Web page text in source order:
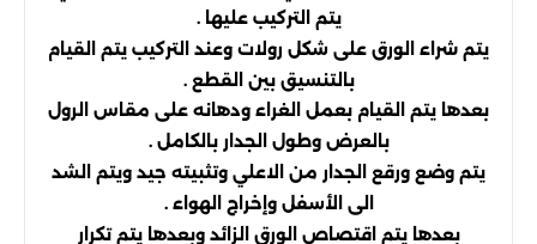
يتم التركيب عليها .
يتم شراء الورق على شكل رولات وعند التركيب يتم القيام
بالتنسيق بين القطع .
بعدها يتم القيام بعمل الغراء ودهانه على مقاس الرول
بالعرض وطول الجدار بالكامل .
يتم وضع ورقع الجدار من الاعلي وتثبيته جيد ويتم الشد
الى الأسفل وإخراج الهواء .
بعدها يتم اقتصاص الورق الزائد وبعدها يتم تكرار